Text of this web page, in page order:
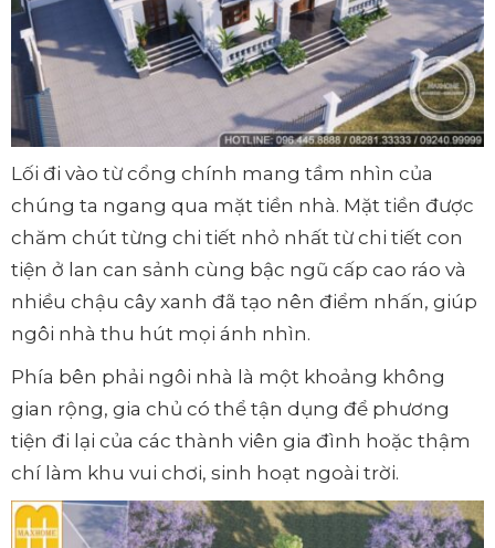
Lối đi vào từ cổng chính mang tầm nhìn của
chúng ta ngang qua mặt tiền nhà. Mặt tiền được
chăm chút từng chi tiết nhỏ nhất từ chi tiết con
tiện ở lan can sảnh cùng bậc ngũ cấp cao ráo và
nhiều chậu cây xanh đã tạo nên điểm nhấn, giúp
ngôi nhà thu hút mọi ánh nhìn.
Phía bên phải ngôi nhà là một khoảng không
gian rộng, gia chủ có thể tận dụng để phương
tiện đi lại của các thành viên gia đình hoặc thậm
chí làm khu vui chơi, sinh hoạt ngoài trời.